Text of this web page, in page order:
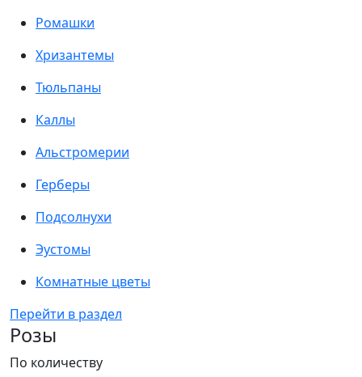
Ромашки
Хризантемы
Тюльпаны
Каллы
Альстромерии
Герберы
Подсолнухи
Эустомы
Комнатные цветы
Перейти в раздел
Розы
По количеству